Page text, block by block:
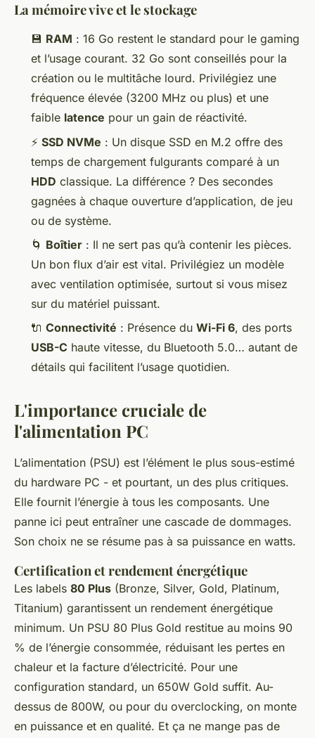
La mémoire vive et le stockage
💾 RAM : 16 Go restent le standard pour le gaming
et l’usage courant. 32 Go sont conseillés pour la
création ou le multitâche lourd. Privilégiez une
fréquence élevée (3200 MHz ou plus) et une
faible latence pour un gain de réactivité.
⚡ SSD NVMe : Un disque SSD en M.2 offre des
temps de chargement fulgurants comparé à un
HDD classique. La différence ? Des secondes
gagnées à chaque ouverture d’application, de jeu
ou de système.
🌀 Boîtier : Il ne sert pas qu’à contenir les pièces.
Un bon flux d’air est vital. Privilégiez un modèle
avec ventilation optimisée, surtout si vous misez
sur du matériel puissant.
🔌 Connectivité : Présence du Wi-Fi 6, des ports
USB-C haute vitesse, du Bluetooth 5.0… autant de
détails qui facilitent l’usage quotidien.
L'importance cruciale de
l'alimentation PC
L’alimentation (PSU) est l’élément le plus sous-estimé
du hardware PC - et pourtant, un des plus critiques.
Elle fournit l’énergie à tous les composants. Une
panne ici peut entraîner une cascade de dommages.
Son choix ne se résume pas à sa puissance en watts.
Certification et rendement énergétique
Les labels 80 Plus (Bronze, Silver, Gold, Platinum,
Titanium) garantissent un rendement énergétique
minimum. Un PSU 80 Plus Gold restitue au moins 90
% de l’énergie consommée, réduisant les pertes en
chaleur et la facture d’électricité. Pour une
configuration standard, un 650W Gold suffit. Au-
dessus de 800W, ou pour du overclocking, on monte
en puissance et en qualité. Et ça ne mange pas de